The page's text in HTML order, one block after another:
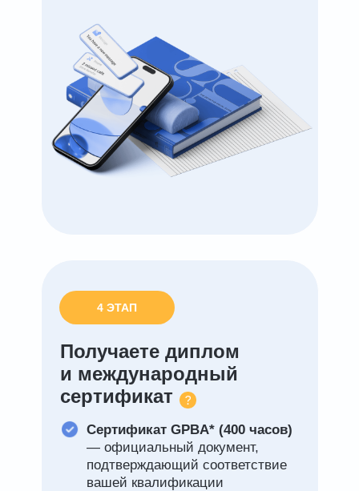
Получаете диплом
и международный
сертификат
Сертификат GPBA* (400 часов)
— официальный документ,
подтверждающий соответствие
вашей квалификации
4 ЭТАП